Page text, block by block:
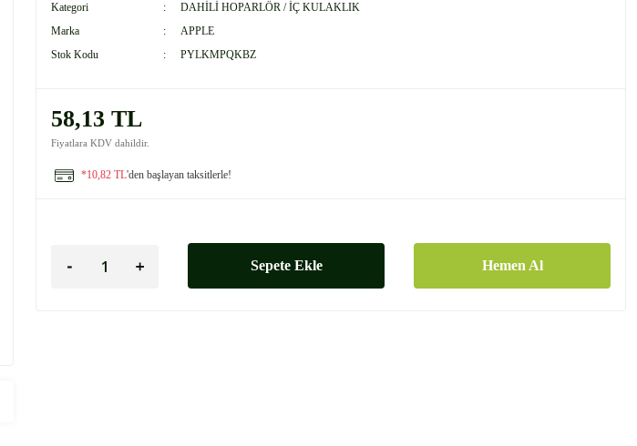
Kategori
DAHİLİ HOPARLÖR / İÇ KULAKLIK
Marka
APPLE
Stok Kodu
PYLKMPQKBZ
58,13 TL
Fiyatlara KDV dahildir.
*10,82 TL'den başlayan taksitlerle!
Sepete Ekle Hemen Al